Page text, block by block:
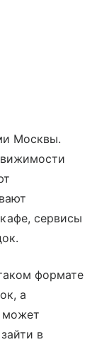
Москвы.
сервисы
формате
а
может
в